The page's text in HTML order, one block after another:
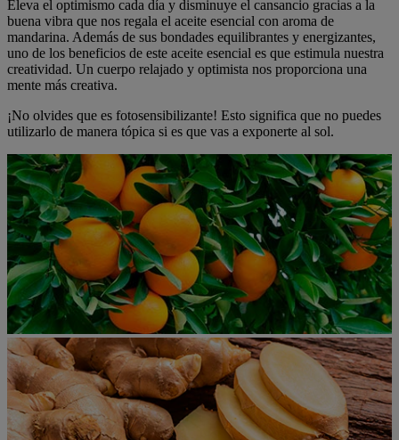
Eleva el optimismo cada día y disminuye el cansancio gracias a la
buena vibra que nos regala el aceite esencial con aroma de
mandarina. Además de sus bondades equilibrantes y energizantes,
uno de los beneficios de este aceite esencial es que estimula nuestra
creatividad. Un cuerpo relajado y optimista nos proporciona una
mente más creativa.
¡No olvides que es fotosensibilizante! Esto significa que no puedes
utilizarlo de manera tópica si es que vas a exponerte al sol.